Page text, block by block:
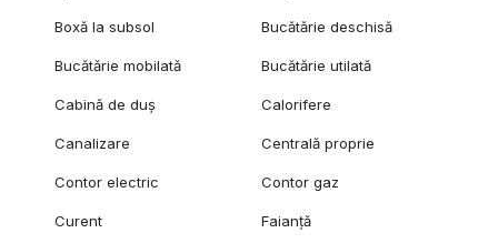
Boxă la subsol Bucătărie deschisă
Bucătărie mobilată Bucătărie utilată
Cabină de duș Calorifere
Canalizare Centrală proprie
Contor electric Contor gaz
Curent Faianță